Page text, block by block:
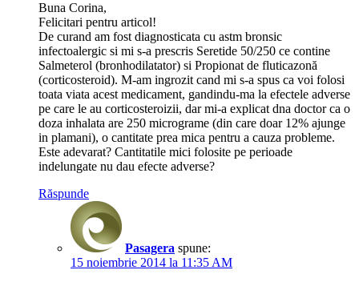
Buna Corina,
Felicitari pentru articol!
De curand am fost diagnosticata cu astm bronsic
infectoalergic si mi s-a prescris Seretide 50/250 ce contine
Salmeterol (bronhodilatator) si Propionat de fluticazonă
(corticosteroid). M-am ingrozit cand mi s-a spus ca voi folosi
toata viata acest medicament, gandindu-ma la efectele adverse
pe care le au corticosteroizii, dar mi-a explicat dna doctor ca o
doza inhalata are 250 micrograme (din care doar 12% ajunge
in plamani), o cantitate prea mica pentru a cauza probleme.
Este adevarat? Cantitatile mici folosite pe perioade
indelungate nu dau efecte adverse?
Răspunde
Pasagera spune:
15 noiembrie 2014 la 11:35 AM